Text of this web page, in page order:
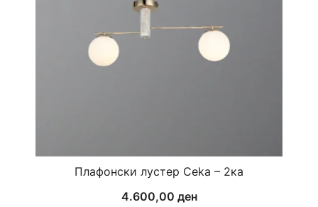
Плафонски лустер Ceka – 2ка
4.600,00 ден